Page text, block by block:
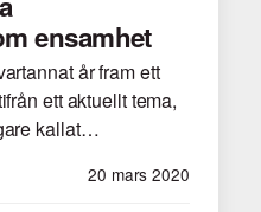
ensamhet
20 mars 2020
år fram ett
ett aktuellt tema,
kallat…